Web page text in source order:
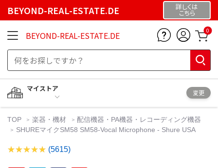
BEYOND-REAL-ESTATE.DE 詳しくは
こちら
BEYOND-REAL-ESTATE.DE 0
マイストア
変更
TOP 楽器・機材
配信機器・PA機器・レコーディング機器
SHUREマイクSM58 SM58-Vocal Microphone - Shure USA
(5615)